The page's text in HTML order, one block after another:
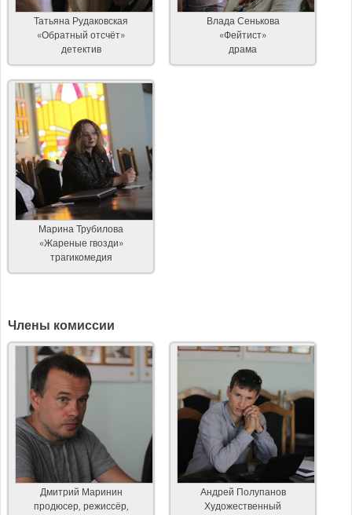
Татьяна Рудаковская
«Обратный отсчёт»
детектив
Влада Сенькова
«Фейтист»
драма
Марина Трубилова
«Жареные гвозди»
трагикомедия
Члены комиссии
Дмитрий Маринин
продюсер, режиссёр,
Андрей Полупанов
Художественный